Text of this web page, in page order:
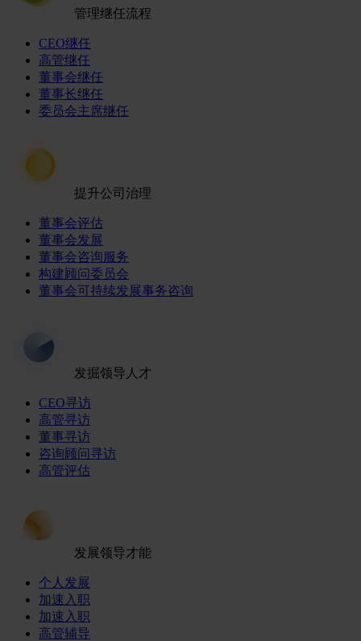
管理继任流程
CEO继任
高管继任
董事会继任
董事长继任
委员会主席继任
提升公司治理
董事会评估
董事会发展
董事会咨询服务
构建顾问委员会
董事会可持续发展事务咨询
发掘领导人才
CEO寻访
高管寻访
董事寻访
咨询顾问寻访
高管评估
发展领导才能
个人发展
加速入职
加速入职
高管辅导